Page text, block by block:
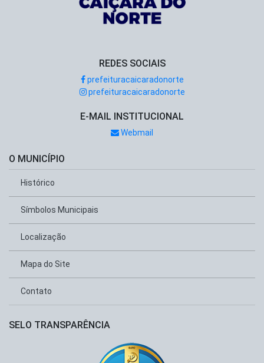
REDES SOCIAIS
prefeituracaicaradonorte
prefeituracaicaradonorte
E-MAIL INSTITUCIONAL
Webmail
O MUNICÍPIO
Histórico
Símbolos Municipais
Localização
Mapa do Site
Contato
SELO TRANSPARÊNCIA